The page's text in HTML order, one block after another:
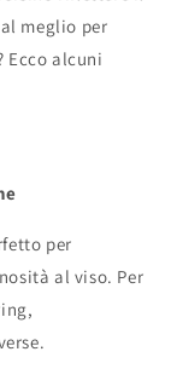
meglio per
Ecco alcuni
per
al viso. Per